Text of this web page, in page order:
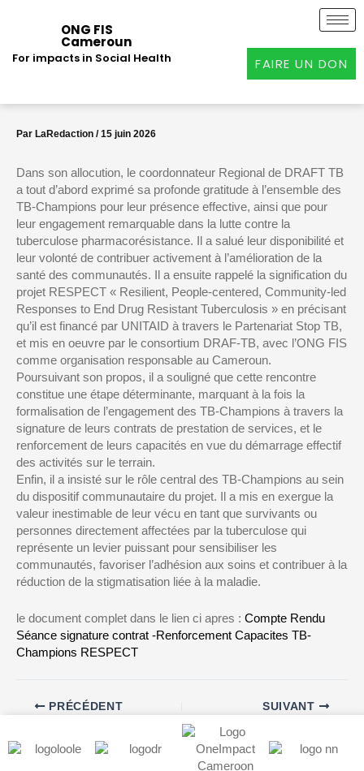
ONG FIS
Cameroun
For impacts in Social Health FAIRE UN DON
Par LaRedaction /15 juin 2026
Dans son allocution, le coordonnateur Regional de DRAFT TB
a tout d’abord exprimé sa profonde gratitude à l’ensemble des
TB-Champions pour leur présence effective, ainsi que pour
leur engagement remarquable dans la lutte contre la
tuberculose pharmacorésistance. Il a salué leur disponibilité et
leur volonté de contribuer activement à l’amélioration de la
santé des communautés. Il a ensuite rappelé la signification du
projet RESPECT « Resilient, People-centered, Community-led
Responses to End Drug Resistant Tuberculosis » en précisant
qu’il est financé par UNITAID à travers le Partenariat Stop TB,
et mis en oeuvre par le consortium DRAF-TB, avec l’ONG FIS
comme organisation responsable au Cameroun.
Poursuivant son propos, il a souligné que cette rencontre
constitue une étape déterminante, marquant à la fois la
formalisation de l’engagement des TB-Champions à travers la
signature de leurs contrats de prestation de services, et le
renforcement de leurs capacités en vue du démarrage effectif
des activités sur le terrain.
Enfin, il a insisté sur le rôle central des TB-Champions au sein
du dispositif communautaire du projet. Il a mis en exergue la
valeur inestimable de leur vécu en tant que survivants ou
personnes directement affectées par la tuberculose qui
représente un levier puissant pour sensibiliser les
communautés, favoriser l’adhésion aux soins et contribuer à la
réduction de la stigmatisation liée à la maladie.
le document complet dans le lien ci apres : Compte Rendu
Séance signature contrat -Renforcement Capacites TB-
Champions RESPECT
PRÉCÉDENT SUIVANT